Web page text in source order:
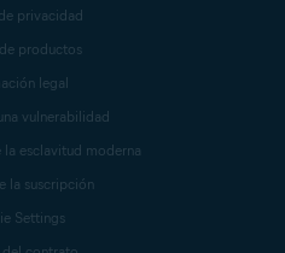
privacidad
productos
legal
vulnerabilidad
esclavitud moderna
la suscripción
Settings